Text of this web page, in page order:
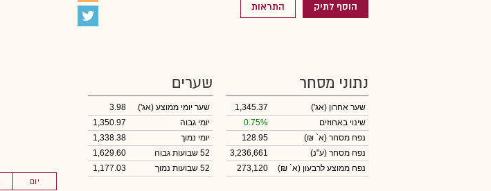
הוסף לתיק התראות
יום
נתוני מסחר
שער אחרון (אג')
1,345.37
שינוי באחוזים
0.75%
נפח מסחר (א` ₪)
128.95
נפח מסחר (ע"נ)
3,236,661
נפח ממוצע לרבעון (א` ₪)
273,120
שערים
שער יומי ממוצע (אג')
3.98
יומי גבוה
1,350.97
יומי נמוך
1,338.38
52 שבועות גבוה
1,629.60
52 שבועות נמוך
1,177.03